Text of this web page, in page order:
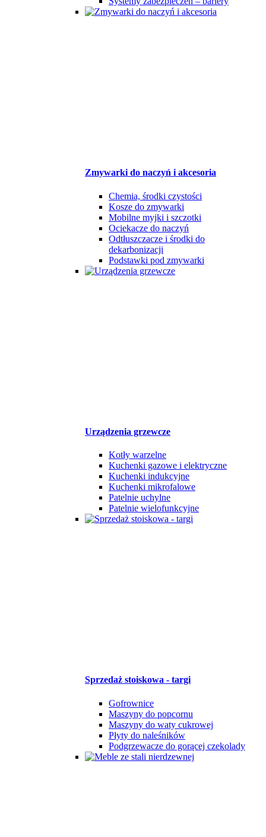
Zmywarki do naczyń i akcesoria
Chemia, środki czystości
Kosze do zmywarki
Mobilne myjki i szczotki
Ociekacze do naczyń
Odtłuszczacze i środki do
dekarbonizacji
Podstawki pod zmywarki
Urządzenia grzewcze
Kotły warzelne
Kuchenki gazowe i elektryczne
Kuchenki indukcyjne
Kuchenki mikrofalowe
Patelnie uchylne
Patelnie wielofunkcyjne
Sprzedaż stoiskowa - targi
Gofrownice
Maszyny do popcornu
Maszyny do waty cukrowej
Płyty do naleśników
Podgrzewacze do gorącej czekolady